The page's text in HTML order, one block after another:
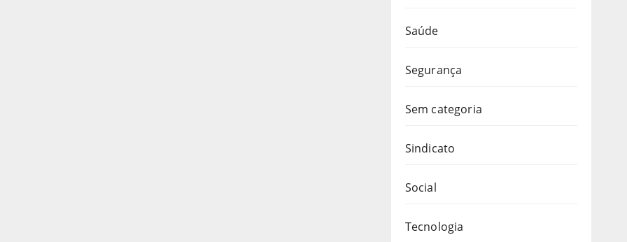
Saúde
Segurança
Sem categoria
Sindicato
Social
Tecnologia